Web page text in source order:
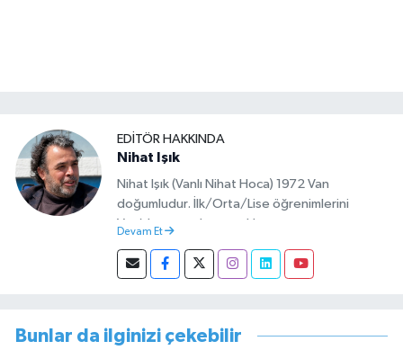
EDITÖR HAKKINDA
Nihat Işık
Nihat Işık (Vanlı Nihat Hoca) 1972 Van
doğumludur. İlk/Orta/Lise öğrenimlerini
Van’da tamamlamıştır. Hacettepe mezunu
başlamıştır. Asteğmen olarak yaptığı vatani
görevi dönüşü Van Sosyal Hizmetler İl
görevini yürütürken istifa edip sosyal medyayı
Devam Et
Bunlar da ilginizi çekebilir